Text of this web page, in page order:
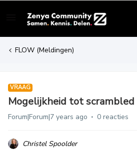
FLOW (Meldingen)
VRAAG
Mogelijkheid tot scrambled
Forum|Forum|7 years ago 0 reacties
Christel Spoolder